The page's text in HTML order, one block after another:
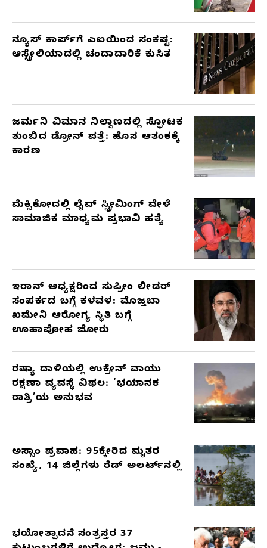
ನ್ಯೂಸ್ ಕಾರ್ಪ್‌ಗೆ ಎಐಯಿಂದ ಸಂಕಷ್ಟ:
ಆಸ್ಟ್ರೇಲಿಯಾದಲ್ಲಿ ಚಂದಾದಾರಿಕೆ ಕುಸಿತ
ಜರ್ಮನಿ ವಿಮಾನ ನಿಲ್ದಾಣದಲ್ಲಿ ಸ್ಫೋಟಕ
ತುಂಬಿದ ಡ್ರೋನ್ ಪತ್ತೆ: ಹೊಸ ಆತಂಕಕ್ಕೆ
ಕಾರಣ
ಮೆಕ್ಸಿಕೋದಲ್ಲಿ ಲೈವ್ ಸ್ಟ್ರೀಮಿಂಗ್ ವೇಳೆ
ಸಾಮಾಜಿಕ ಮಾಧ್ಯಮ ಪ್ರಭಾವಿ ಹತ್ಯೆ
ಇರಾನ್ ಅಧ್ಯಕ್ಷರಿಂದ ಸುಪ್ರೀಂ ಲೀಡರ್
ಸಂಪರ್ಕದ ಬಗ್ಗೆ ಕಳವಳ: ಮೊಜ್ತಬಾ
ಖಮೇನಿ ಆರೋಗ್ಯ ಸ್ಥಿತಿ ಬಗ್ಗೆ
ಊಹಾಪೋಹ ಜೋರು
ರಷ್ಯಾ ದಾಳಿಯಲ್ಲಿ ಉಕ್ರೇನ್ ವಾಯು
ರಕ್ಷಣಾ ವ್ಯವಸ್ಥೆ ವಿಫಲ: ‘ಭಯಾನಕ
ರಾತ್ರಿ’ಯ ಅನುಭವ
ಅಸ್ಸಾಂ ಪ್ರವಾಹ: 95ಕ್ಕೇರಿದ ಮೃತರ
ಸಂಖ್ಯೆ, 14 ಜಿಲ್ಲೆಗಳು ರೆಡ್ ಅಲರ್ಟ್‌ನಲ್ಲಿ
ಭಯೋತ್ಪಾದನೆ ಸಂತ್ರಸ್ತರ 37